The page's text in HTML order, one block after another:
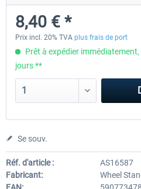
226,88 € *
8,40 € *
Prix incl. 20% TVA plus frais de port
Prêt à expédier
jours **
Se souv.
Réf. d'article :
AS16587
Fabricant:
Wheel